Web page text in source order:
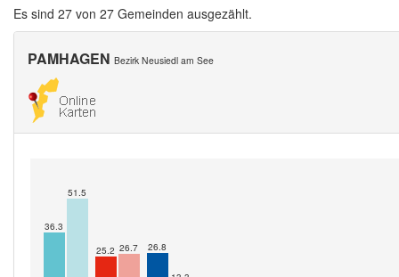
Es sind 27 von 27 Gemeinden ausgezählt.
PAMHAGEN Bezirk Neusiedl am See
36.3
51.5
25.2 26.7 26.8